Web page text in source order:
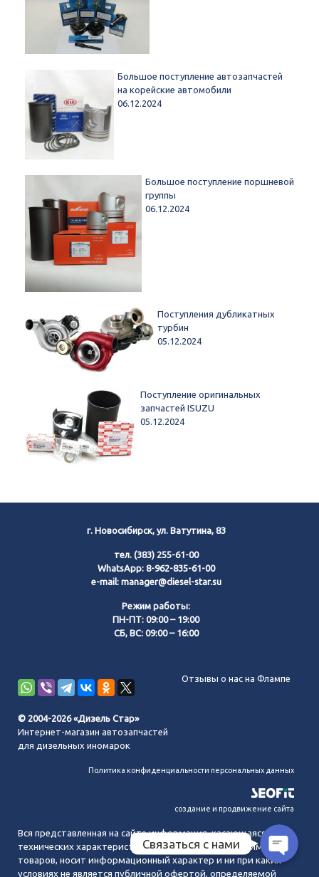
Большое поступление автозапчастей
на корейские автомобили
06.12.2024
Большое поступление поршневой
группы
06.12.2024
Поступления дубликатных
турбин
05.12.2024
Поступление оригинальных
запчастей ISUZU
05.12.2024
г. Новосибирск, ул. Ватутина, 83
тел. (383) 255-61-00
WhatsApp: 8-962-835-61-00
e-mail: manager@diesel-star.su
Режим работы:
ПН-ПТ: 09:00 – 19:00
СБ, ВС: 09:00 – 16:00
Отзывы о нас на Флампе
© 2004-2026 «Дизель Стар»
Интернет-магазин автозапчастей
для дизельных иномарок
Политика конфиденциальности персональных данных
создание и продвижение сайта
Вся представленная на сайте информация, касающаяся
технических характеристик, наличия на складе, стоимости
товаров, носит информационный характер и ни при каких
условиях не является публичной офертой, определяемой
Связаться с нами